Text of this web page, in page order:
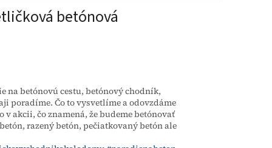
betónová
na betónovú cestu, betónový chodník,
poradíme. Čo to vysvetlíme a odovzdáme
akcii, čo znamená, že budeme betónovať
razený betón, pečiatkovaný betón ale